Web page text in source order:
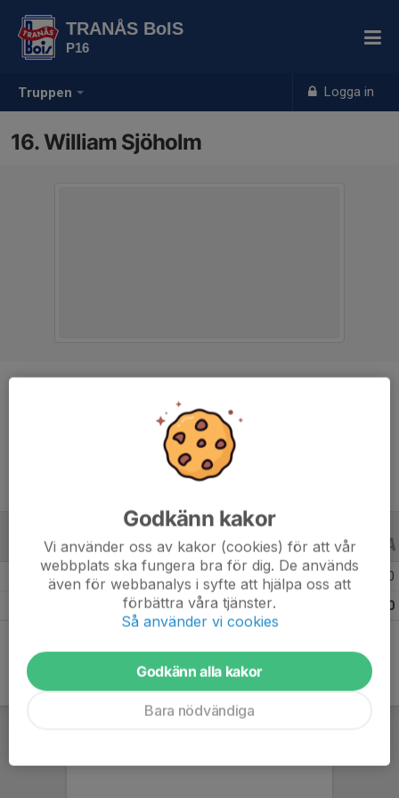
Truppen Logga in
TRANÅS BoIS
P16
16. William Sjöholm
15 år
ALLA SERIER ALLA ÅR
Säsongen 25/26 0
0
Godkänn kakor
Vi använder oss av kakor (cookies) för att vår
webbplats ska fungera bra för dig. De används
även för webbanalys i syfte att hjälpa oss att
förbättra våra tjänster.
Så använder vi cookies
Godkänn alla kakor
Bara nödvändiga